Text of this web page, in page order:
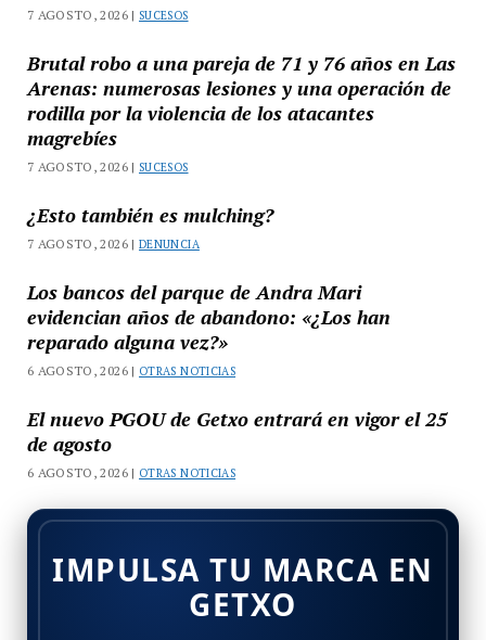
7 AGOSTO, 2026 | SUCESOS
Brutal robo a una pareja de 71 y 76 años en Las
Arenas: numerosas lesiones y una operación de
rodilla por la violencia de los atacantes
magrebíes
7 AGOSTO, 2026 | SUCESOS
¿Esto también es mulching?
7 AGOSTO, 2026 |DENUNCIA
Los bancos del parque de Andra Mari
evidencian años de abandono: «¿Los han
reparado alguna vez?»
6 AGOSTO, 2026 | OTRAS NOTICIAS
El nuevo PGOU de Getxo entrará en vigor el 25
de agosto
6 AGOSTO, 2026 | OTRAS NOTICIAS
IMPULSA TU MARCA EN
GETXO